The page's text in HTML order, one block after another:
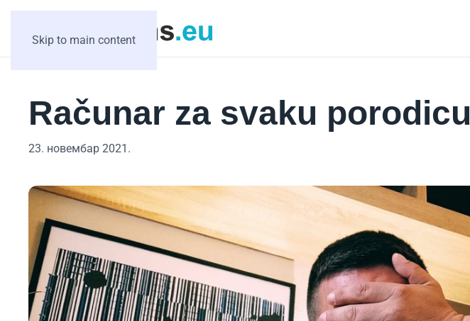
Skip to main content
Računar za svaku porodicu
23. новембар 2021.